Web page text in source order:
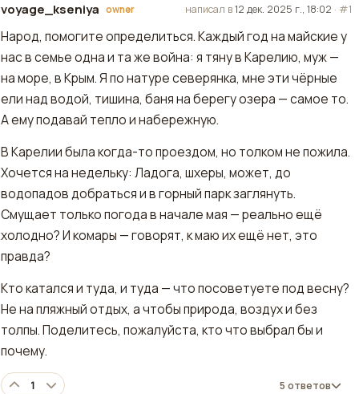
voyage_kseniya owner
отредактировано написал в12 дек. 2025 г., 18:02 · #1
Народ, помогите определиться. Каждый год на майские у
нас в семье одна и та же война: я тяну в Карелию, муж —
на море, в Крым. Я по натуре северянка, мне эти чёрные
ели над водой, тишина, баня на берегу озера — самое то.
А ему подавай тепло и набережную.
В Карелии была когда-то проездом, но толком не пожила.
Хочется на недельку: Ладога, шхеры, может, до
водопадов добраться и в горный парк заглянуть.
Смущает только погода в начале мая — реально ещё
холодно? И комары — говорят, к маю их ещё нет, это
правда?
Кто катался и туда, и туда — что посоветуете под весну?
Не на пляжный отдых, а чтобы природа, воздух и без
толпы. Поделитесь, пожалуйста, кто что выбрал бы и
почему.
1 5 ответов